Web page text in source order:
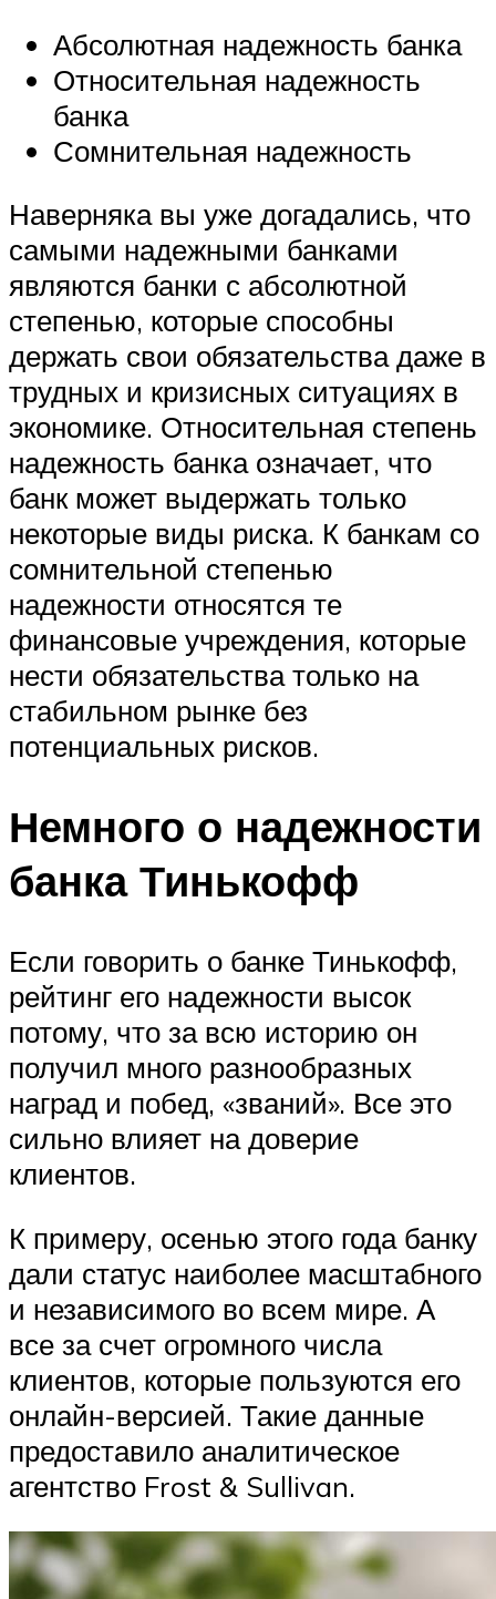
Абсолютная надежность банка
Относительная надежность
банка
Сомнительная надежность
Наверняка вы уже догадались, что
самыми надежными банками
являются банки с абсолютной
степенью, которые способны
держать свои обязательства даже в
трудных и кризисных ситуациях в
экономике. Относительная степень
надежность банка означает, что
банк может выдержать только
некоторые виды риска. К банкам со
сомнительной степенью
надежности относятся те
финансовые учреждения, которые
нести обязательства только на
стабильном рынке без
потенциальных рисков.
Немного о надежности
банка Тинькофф
Если говорить о банке Тинькофф,
рейтинг его надежности высок
потому, что за всю историю он
получил много разнообразных
наград и побед, «званий». Все это
сильно влияет на доверие
клиентов.
К примеру, осенью этого года банку
дали статус наиболее масштабного
и независимого во всем мире. А
все за счет огромного числа
клиентов, которые пользуются его
онлайн-версией. Такие данные
предоставило аналитическое
агентство Frost & Sullivan.